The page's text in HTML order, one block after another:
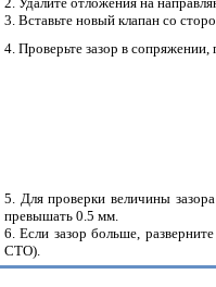
3. Вставьте новый клапан со
4. Проверьте зазор в сопряжении,
5. Для проверки величины
превышать 0.5 мм.
6. Если зазор больше,
СТО).